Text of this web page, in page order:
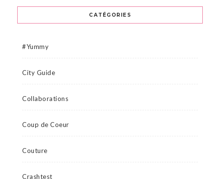
CATÉGORIES
#Yummy
City Guide
Collaborations
Coup de Coeur
Couture
Crashtest